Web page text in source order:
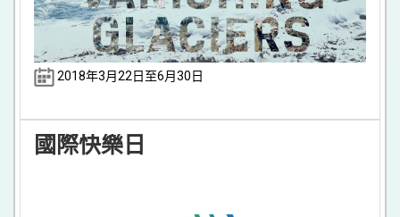
2018年3月22日至6月30日
國際快樂日